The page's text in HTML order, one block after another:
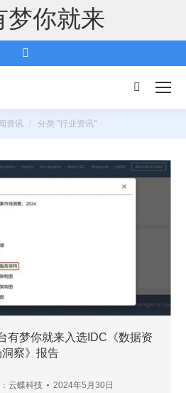
梦你就来
搜
资讯 分类 "行业资讯"
有梦你就来入选IDC《数据资
察》报告
云蝶科技 2024年5月30日